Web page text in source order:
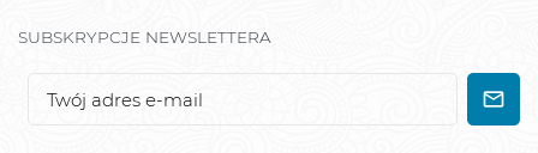
SUBSKRYPCJE NEWSLETTERA